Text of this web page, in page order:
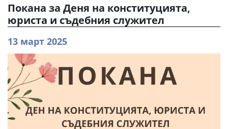
Покана за Деня на конституцията,
юриста и съдебния служител
13 март 2025